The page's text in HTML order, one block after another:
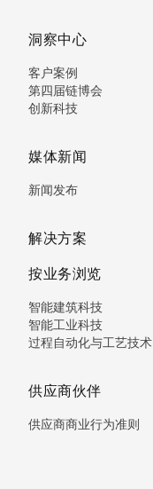
洞察中心
客户案例
第四届链博会
创新科技
媒体新闻
新闻发布
解决方案
按业务浏览
智能建筑科技
智能工业科技
过程自动化与工艺技术
供应商伙伴
供应商商业行为准则